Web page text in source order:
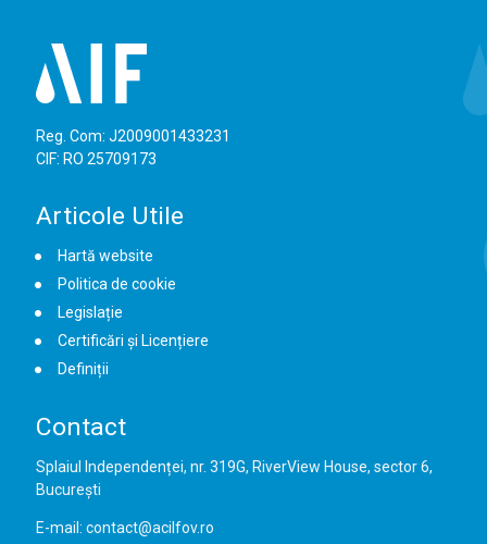
Reg. Com: J2009001433231
CIF: RO 25709173
Articole Utile
Hartă website
Politica de cookie
Legislație
Certificări și Licențiere
Definiții
Contact
Splaiul Independenței, nr. 319G, RiverView House, sector 6,
București
E-mail: contact@acilfov.ro